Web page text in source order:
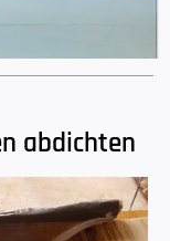
abdichten